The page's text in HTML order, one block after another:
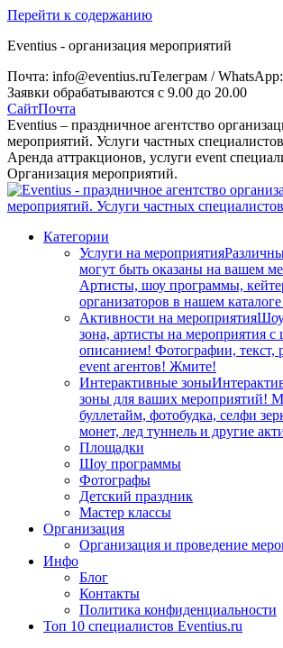
Перейти к содержанию
Eventius - организация мероприятий
Почта: info@eventius.ruТелеграм /
Заявки обрабатываются с 9.00 до 20.00
СайтПочта
Eventius – праздничное агентство
мероприятий. Услуги частных
Аренда аттракционов, услуги event
Организация мероприятий.
Категории
Услуги на мероприятия
могут быть оказаны на вашем
Артисты, шоу программы,
организаторов в нашем
Активности на мероприятия
зона, артисты на мероприятия с
описанием! Фотографии, текст,
event агентов! Жмите!
Интерактивные зоны
зоны для ваших мероприятий!
буллетайм, фотобудка, селфи
монет, лед туннель и другие
Площадки
Шоу программы
Фотографы
Детский праздник
Мастер классы
Организация
Организация и проведение
Инфо
Блог
Контакты
Политика конфиденциальности
Топ 10 специалистов Eventius.ru